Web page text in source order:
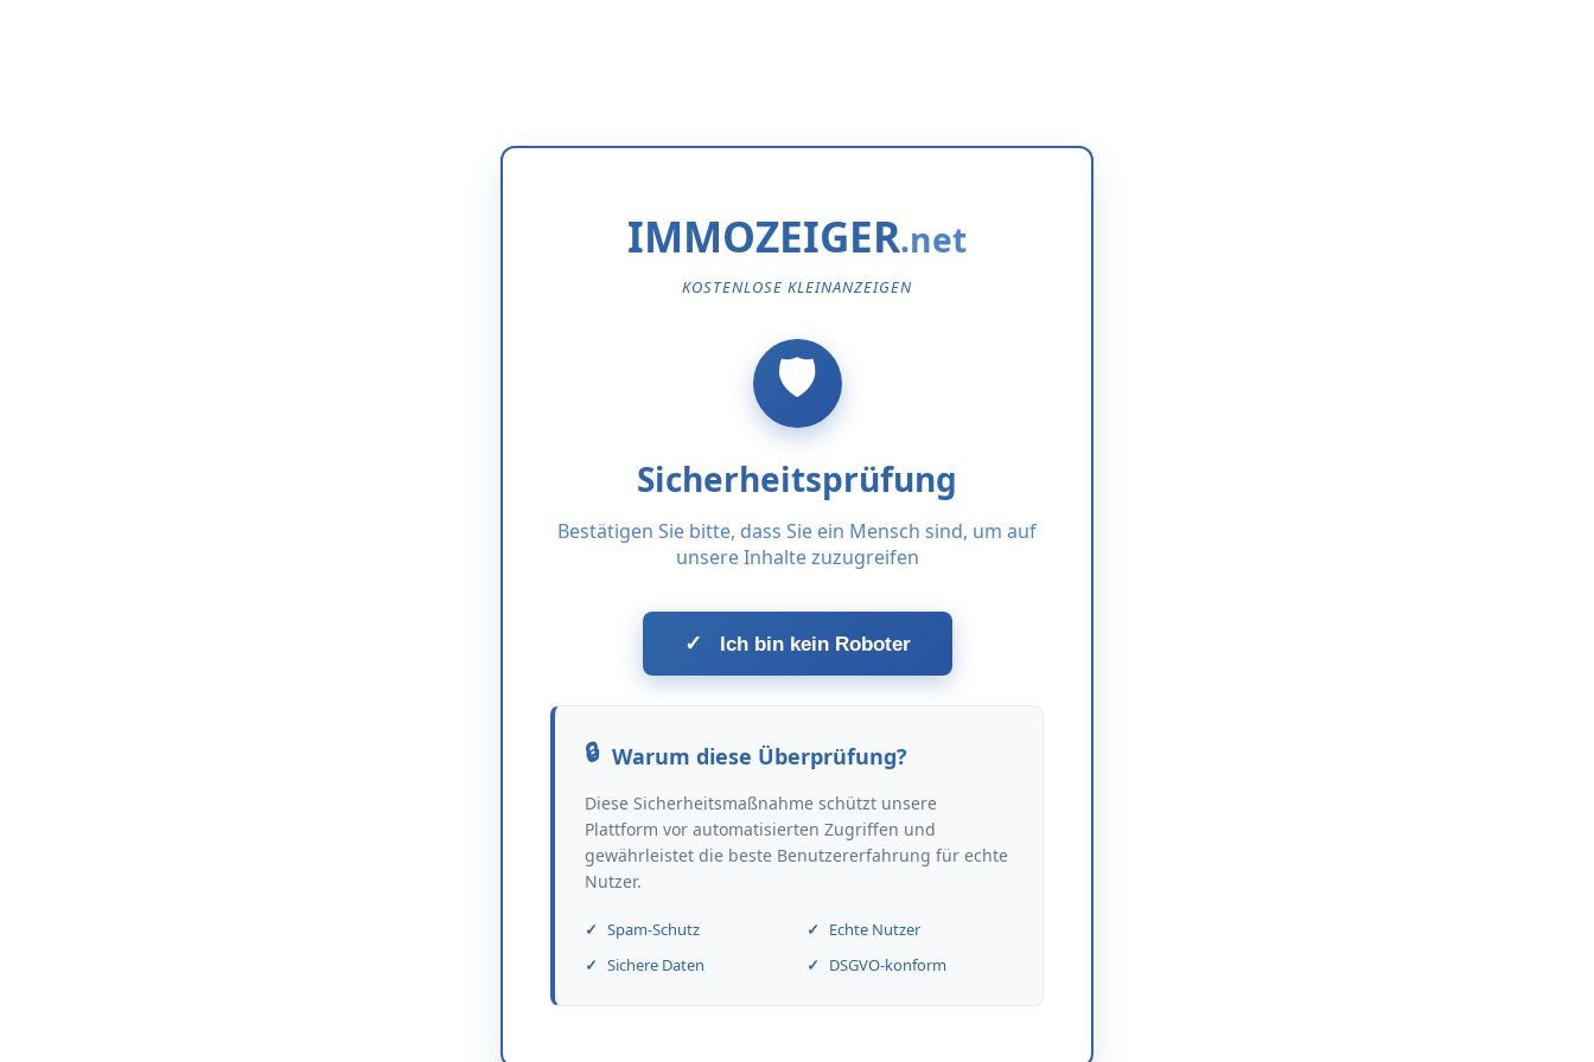
IMMOZEIGER
KOSTENLOSE KLEINANZEIGEN
Sicherheitsprüfung
Bestätigen Sie bitte, dass Sie ein Mensch sind, um auf
unsere Inhalte zuzugreifen
✓ Ich bin kein Roboter
Warum diese Überprüfung?
Diese Sicherheitsmaßnahme schützt unsere
Plattform vor automatisierten Zugriffen und
gewährleistet die beste Benutzererfahrung für echte
Nutzer.
Spam-Schutz
Echte Nutzer
Sichere Daten
DSGVO-konform